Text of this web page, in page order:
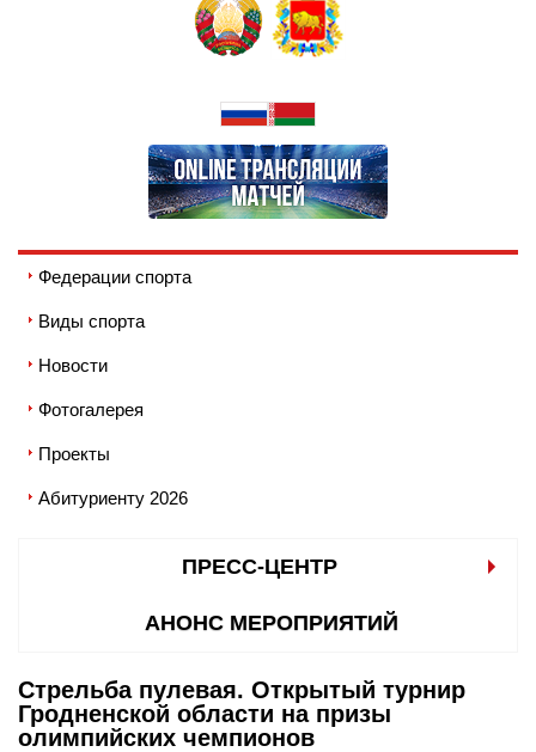
Федерации спорта
Виды спорта
Новости
Фотогалерея
Проекты
Абитуриенту 2026
ПРЕСС-ЦЕНТР
АНОНС МЕРОПРИЯТИЙ
Стрельба пулевая. Открытый турнир
Гродненской области на призы
олимпийских чемпионов